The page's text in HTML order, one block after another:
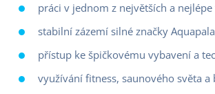
práci v jednom z největších a
stabilní zázemí silné značky
přístup ke špičkovému vybavení a
využívání fitness, saunového světa